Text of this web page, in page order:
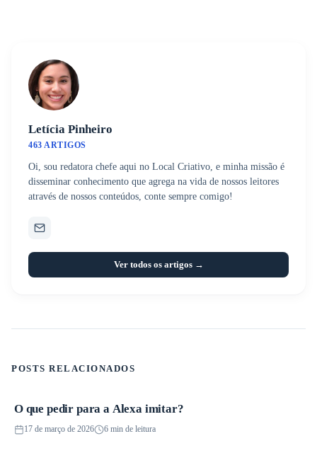
Letícia Pinheiro
463 ARTIGOS
Oi, sou redatora chefe aqui no Local Criativo, e minha missão é
disseminar conhecimento que agrega na vida de nossos leitores
através de nossos conteúdos, conte sempre comigo!
Ver todos os artigos →
POSTS RELACIONADOS
Guias
O que pedir para a Alexa imitar?
17 de março de 2026 6 min de leitura